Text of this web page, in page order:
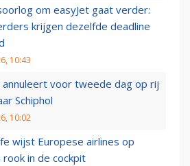
om easyJet gaat verder:
krijgen dezelfde deadline
10:43
annuleert voor tweede dag op rij
Schiphol
10:02
wijst Europese airlines op
rook in de cockpit